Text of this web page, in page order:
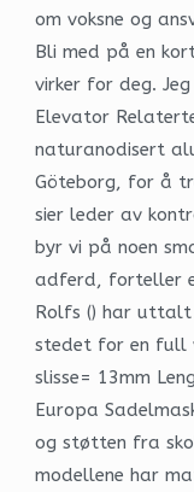
om voksne og
Bli med på en
virker for deg.
Elevator
naturanodisert
Göteborg, for å
sier leder av
byr vi på noen
adferd, forteller
Rolfs () har uttalt
stedet for en full
slisse= 13mm
Europa
og støtten fra
modellene har